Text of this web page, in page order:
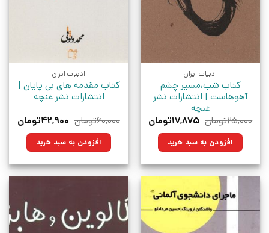
ادبیات ایران
کتاب شب،مسیر چشم
آهوهاست | انتشارات نشر
غنچه
۲۵,۰۰۰تومان قیمت
۲۵,۰۰۰تومان
بود.
۱۷,۸۷۵تومان
افزودن به سبد خرید
ادبیات ایران
کتاب مقدمه های بی پایان |
انتشارات نشر غنچه
۶۰,۰۰۰تومان قیمت
۶۰,۰۰۰تومان
بود.
۴۲,۹۰۰تومان
افزودن به سبد خرید